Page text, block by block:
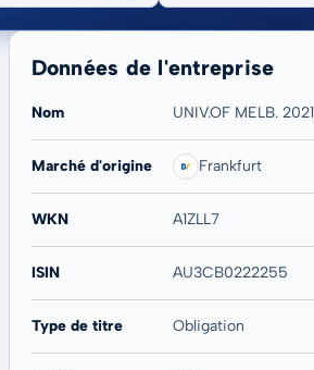
-
Données de l'entreprise
Nom UNIV.OF MELB. 2021
Marché d'origine Frankfurt
WKN A1ZLL7
ISIN AU3CB0222255
Type de titre Obligation